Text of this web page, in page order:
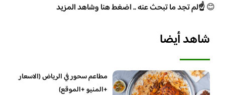
😊☝️لم تجد ما تبحث عنه .. اضغط هنا وشاهد المزيد
شاهد أيضا
مطاعم سحور في الرياض (الاسعار
+المنيو +الموقع)